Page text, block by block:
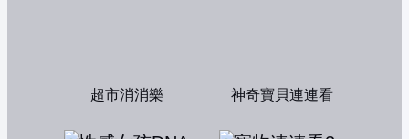
超市消消樂 神奇寶貝連連看